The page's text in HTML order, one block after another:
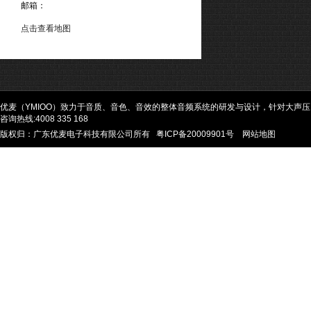
邮箱：
点击查看地图
优麦（YMIOO）致力于音质、音色、音效的整体音频系统的研发与设计，针对大
咨询热线:4008 335 168
版权归：广东优麦电子科技有限公司所有 粤ICP备20009901号 网站地图